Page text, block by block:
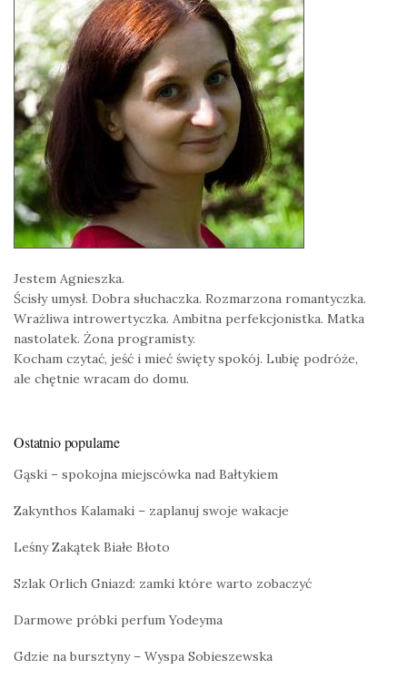
Jestem Agnieszka.
Ścisły umysł. Dobra słuchaczka. Rozmarzona romantyczka.
Wrażliwa introwertyczka. Ambitna perfekcjonistka. Matka
nastolatek. Żona programisty.
Kocham czytać, jeść i mieć święty spokój. Lubię podróże,
ale chętnie wracam do domu.
Ostatnio popularne
Gąski – spokojna miejscówka nad Bałtykiem
Zakynthos Kalamaki – zaplanuj swoje wakacje
Leśny Zakątek Białe Błoto
Szlak Orlich Gniazd: zamki które warto zobaczyć
Darmowe próbki perfum Yodeyma
Gdzie na bursztyny – Wyspa Sobieszewska